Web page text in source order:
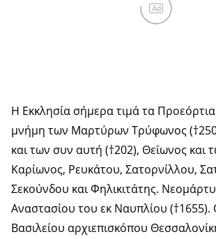
Ad
Η Εκκλησία σήμερα τιμά τα
μνήμη των Μαρτύρων Τρύφωνος
και των συν αυτή (†202), Θεΐωνος και
Καρίωνος, Ρευκάτου, Σατορνίλλου,
Σεκούνδου και Φηλικιτάτης.
Αναστασίου του εκ Ναυπλίου (†1655).
Βασιλείου αρχιεπισκόπου